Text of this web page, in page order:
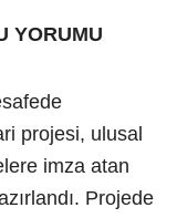
YORUMU
projesi, ulusal
imza atan
Projede